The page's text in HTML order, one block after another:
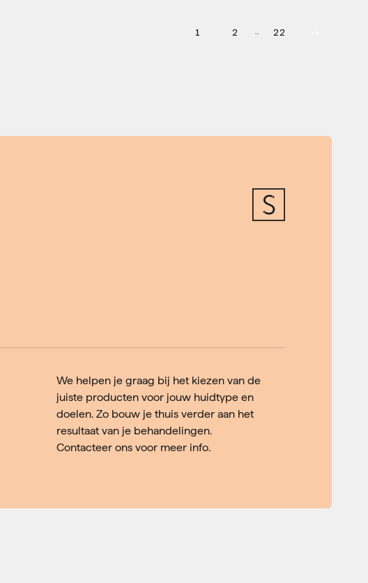
1 2 … 22
We helpen je graag bij het kiezen van de
juiste producten voor jouw huidtype en
doelen. Zo bouw je thuis verder aan het
resultaat van je behandelingen.
Contacteer ons voor meer info.